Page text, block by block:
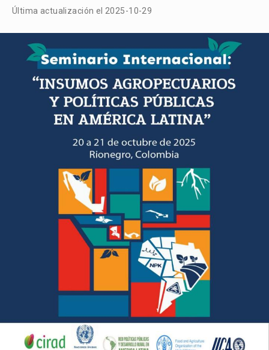
Última actualización el 2025-10-29